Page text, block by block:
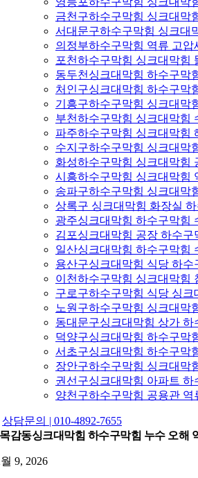
금천구하수구막힘 싱크대막
서대문구하수구막힘 싱크대
의정부하수구막힘 역류 고압
포천하수구막힘 싱크대막힘
동두천싱크대막힘 하수구막
처인구싱크대막힘 하수구막
기흥구하수구막힘 싱크대막
부천하수구막힘 싱크대막힘
파주하수구막힘 싱크대막힘
수지구하수구막힘 싱크대막
화성하수구막힘 싱크대막힘
시흥하수구막힘 싱크대막힘
송파구하수구막힘 싱크대막
상록구 싱크대막힘 화장실
광주싱크대막힘 하수구막힘
김포싱크대막힘 공장 하수구
일산싱크대막힘 하수구막힘
용산구싱크대막힘 식당 하수
이천하수구막힘 싱크대막힘
구로구하수구막힘 식당 싱크
노원구하수구막힘 싱크대막
동대문구싱크대막힘 상가
덕양구싱크대막힘 하수구막
서초구싱크대막힘 하수구막
장안구하수구막힘 싱크대막
권선구싱크대막힘 아파트 하
양천구하수구막힘 공용관 역
상담문의 | 010-4892-7655
목감동싱크대막힘 하수구막힘 누수 오해
9, 2026